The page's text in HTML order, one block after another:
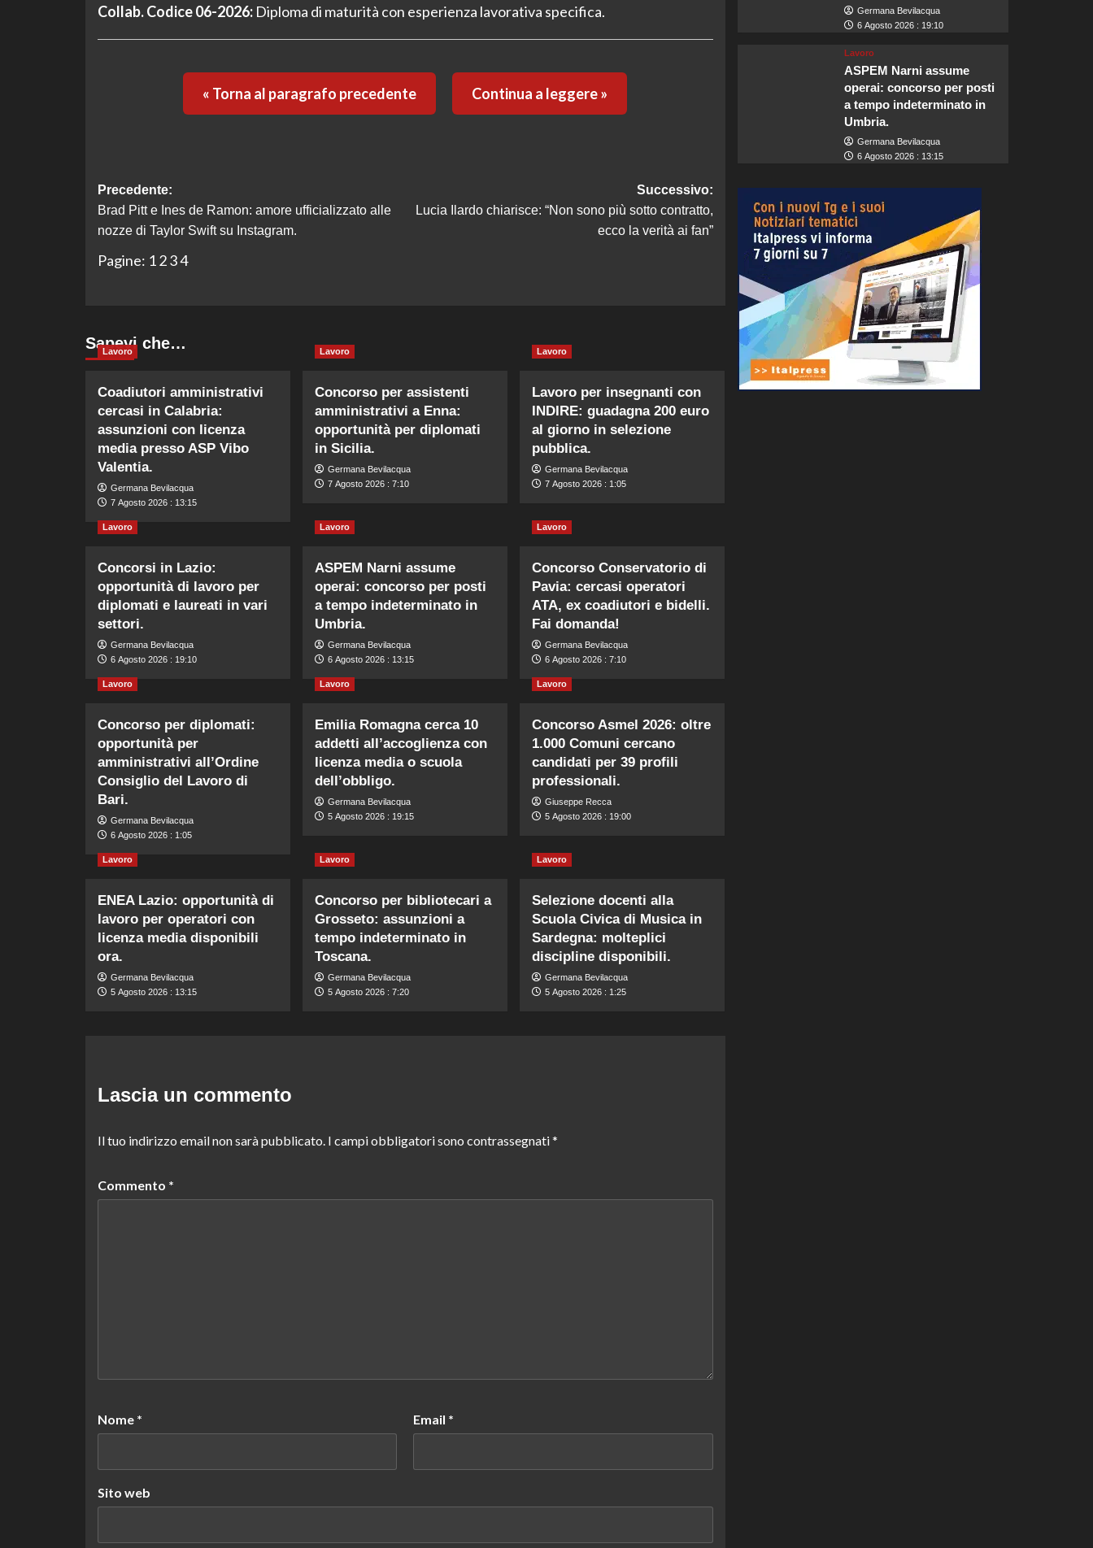
Collab. Codice 06-2026:Diploma di maturità con esperienza lavorativa specifica.
« Torna al paragrafo precedente Continua a leggere »
Navigazione
articolo
Precedente:
Brad Pitt e Ines de Ramon: amore ufficializzato alle
nozze di Taylor Swift su Instagram.
Successivo:
Lucia Ilardo chiarisce: “Non sono più sotto contratto,
ecco la verità ai fan”
Pagine: 1 2 34
Sapevi che…
Lavoro
Coadiutori amministrativi
cercasi in Calabria:
assunzioni con licenza
media presso ASP Vibo
Valentia.
Germana Bevilacqua
7 Agosto 2026 : 13:15
Lavoro
Concorso per assistenti
amministrativi a Enna:
opportunità per diplomati
in Sicilia.
Germana Bevilacqua
7 Agosto 2026 : 7:10
Lavoro
Lavoro per insegnanti con
INDIRE: guadagna 200 euro
al giorno in selezione
pubblica.
Germana Bevilacqua
7 Agosto 2026 : 1:05
Lavoro
Concorsi in Lazio:
opportunità di lavoro per
diplomati e laureati in vari
settori.
Germana Bevilacqua
6 Agosto 2026 : 19:10
Lavoro
ASPEM Narni assume
operai: concorso per posti
a tempo indeterminato in
Umbria.
Germana Bevilacqua
6 Agosto 2026 : 13:15
Lavoro
Concorso Conservatorio di
Pavia: cercasi operatori
ATA, ex coadiutori e bidelli.
Fai domanda!
Germana Bevilacqua
6 Agosto 2026 : 7:10
Lavoro
Concorso per diplomati:
opportunità per
amministrativi all’Ordine
Consiglio del Lavoro di
Bari.
Germana Bevilacqua
6 Agosto 2026 : 1:05
Lavoro
Emilia Romagna cerca 10
addetti all’accoglienza con
licenza media o scuola
dell’obbligo.
Germana Bevilacqua
5 Agosto 2026 : 19:15
Lavoro
Concorso Asmel 2026: oltre
1.000 Comuni cercano
candidati per 39 profili
professionali.
Giuseppe Recca
5 Agosto 2026 : 19:00
Lavoro
ENEA Lazio: opportunità di
lavoro per operatori con
licenza media disponibili
ora.
Germana Bevilacqua
5 Agosto 2026 : 13:15
Lavoro
Concorso per bibliotecari a
Grosseto: assunzioni a
tempo indeterminato in
Toscana.
Germana Bevilacqua
5 Agosto 2026 : 7:20
Lavoro
Selezione docenti alla
Scuola Civica di Musica in
Sardegna: molteplici
discipline disponibili.
Germana Bevilacqua
5 Agosto 2026 : 1:25
Lascia un commento
Il tuo indirizzo email non sarà pubblicato. I campi obbligatori sono contrassegnati*
Commento *
Nome * Email *
Sito web
Germana Bevilacqua
6 Agosto 2026 : 19:10
Lavoro
ASPEM Narni assume
operai: concorso per posti
a tempo indeterminato in
Umbria.
Germana Bevilacqua
6 Agosto 2026 : 13:15